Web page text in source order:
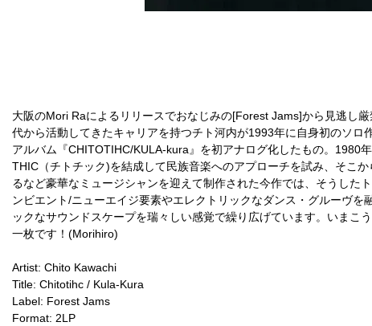
大阪のMori Raによるリリースでおなじみの[Forest Jams]から見逃し
代から活動してきたキャリアを持つチト河内が1993年に自身初のソロ
アルバム『CHITOTIHC/KULA-kura』を初アナログ化したもの。1980
THIC（チトチック)を結成して民族音楽へのアプローチを試み、そこ
るなど豪華なミュージシャンを迎えて制作された今作では、そうした
ンビエント/ニューエイジ要素やエレクトリックなダンス・グルーヴを
ックなサウンドスケープを瑞々しい感覚で繰り広げています。いまこ
一枚です！(Morihiro)
Artist: Chito Kawachi
Title: Chitotihc / Kula-Kura
Label: Forest Jams
Format: 2LP